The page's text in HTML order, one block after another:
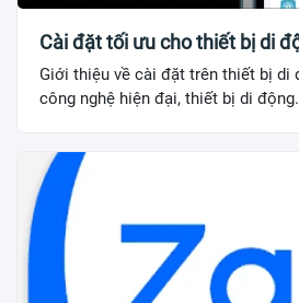
Cài đặt tối ưu cho thiết bị di
Giới thiệu về cài đặt trên thiết bị di
công nghệ hiện đại, thiết bị di